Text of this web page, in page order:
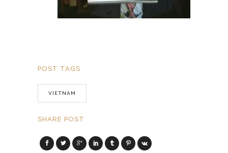
POST TAGS
VIETNAM
SHARE POST